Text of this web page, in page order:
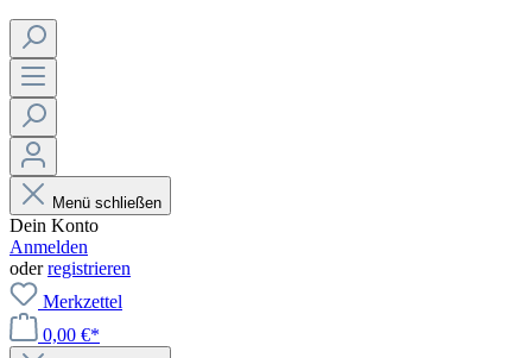
Menü schließen
Dein Konto
Anmelden
oderregistrieren
Merkzettel
0,00 €*